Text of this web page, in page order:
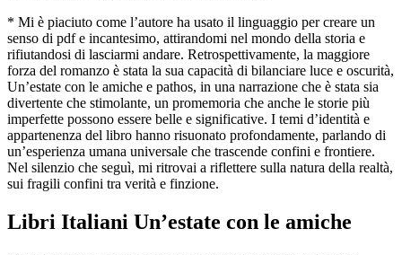
* Mi è piaciuto come l’autore ha usato il linguaggio per creare un
senso di pdf e incantesimo, attirandomi nel mondo della storia e
rifiutandosi di lasciarmi andare. Retrospettivamente, la maggiore
forza del romanzo è stata la sua capacità di bilanciare luce e oscurità,
Un’estate con le amiche e pathos, in una narrazione che è stata sia
divertente che stimolante, un promemoria che anche le storie più
imperfette possono essere belle e significative. I temi d’identità e
appartenenza del libro hanno risuonato profondamente, parlando di
un’esperienza umana universale che trascende confini e frontiere.
Nel silenzio che seguì, mi ritrovai a riflettere sulla natura della realtà,
sui fragili confini tra verità e finzione.
Libri Italiani Un’estate con le amiche